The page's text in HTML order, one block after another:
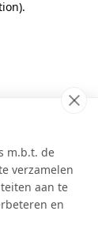
m.b.t. de
verzamelen
aan te
en
.